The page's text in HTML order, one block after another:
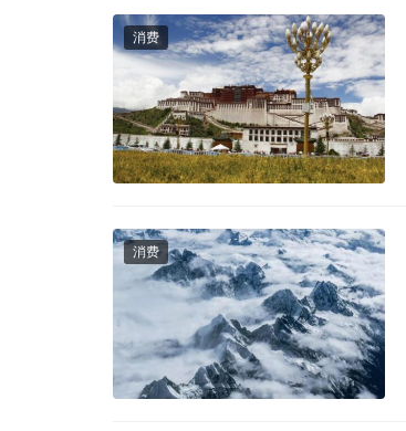
消费
消费